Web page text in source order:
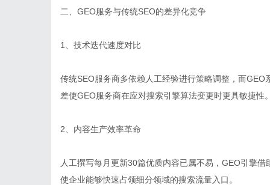
二、GEO服务与传统SEO的差异化竞争
1、技术迭代速度对比
传统SEO服务商多依赖人工经验进行策略调整，而
差使GEO服务商在应对搜索引擎算法变更时更具敏捷性
2、内容生产效率革命
人工撰写每月更新30篇优质内容已属不易，GEO引擎
使企业能够快速占领细分领域的搜索流量入口。